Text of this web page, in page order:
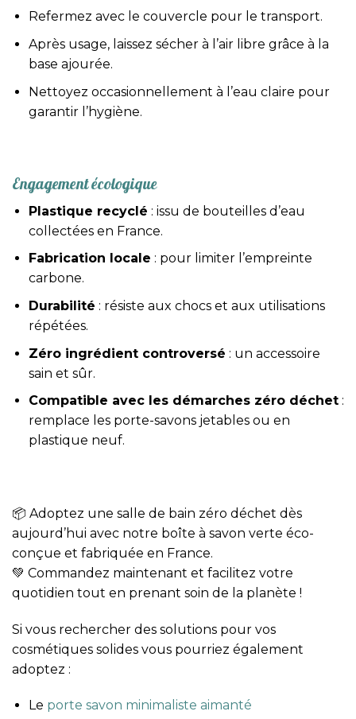
Refermez avec le couvercle pour le transport.
Après usage, laissez sécher à l’air libre grâce à la
base ajourée.
Nettoyez occasionnellement à l’eau claire pour
garantir l’hygiène.
Engagement écologique
Plastique recyclé : issu de bouteilles d’eau
collectées en France.
Fabrication locale : pour limiter l’empreinte
carbone.
Durabilité : résiste aux chocs et aux utilisations
répétées.
Zéro ingrédient controversé : un accessoire
sain et sûr.
Compatible avec les démarches zéro déchet:
remplace les porte-savons jetables ou en
plastique neuf.
📦 Adoptez une salle de bain zéro déchet dès
aujourd’hui avec notre boîte à savon verte éco-
conçue et fabriquée en France.
💚 Commandez maintenant et facilitez votre
quotidien tout en prenant soin de la planète !
Si vous rechercher des solutions pour vos
cosmétiques solides vous pourriez également
adoptez :
Le porte savon minimaliste aimanté